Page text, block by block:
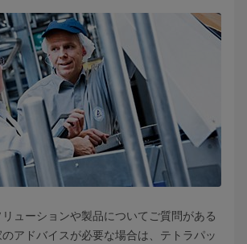
ューションや製品についてご質問がある
アドバイスが必要な場合は、テトラパッ